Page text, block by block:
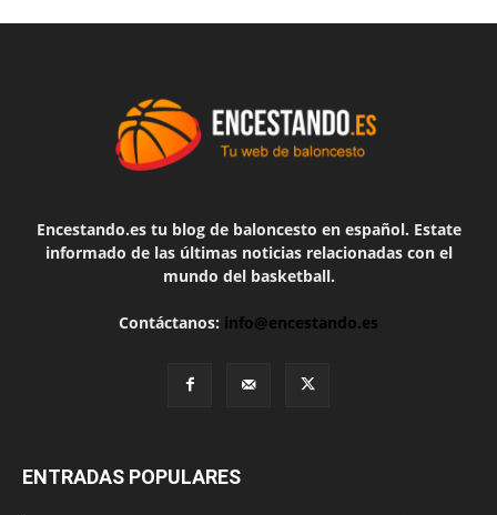
Encestando.es tu blog de baloncesto en español. Estate
informado de las últimas noticias relacionadas con el
mundo del basketball.
Contáctanos: info@encestando.es
ENTRADAS POPULARES